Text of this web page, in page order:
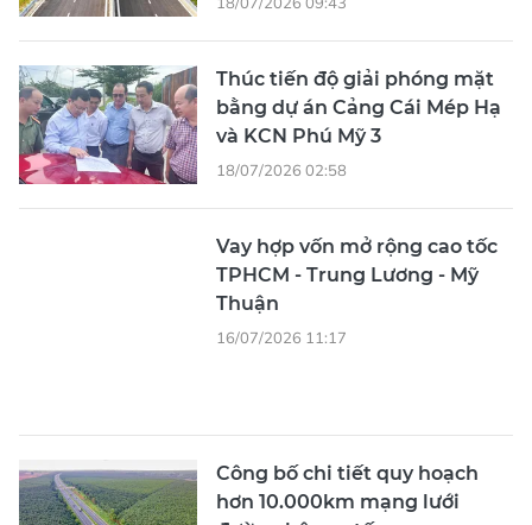
Thúc tiến độ giải phóng mặt
bằng dự án Cảng Cái Mép Hạ
và KCN Phú Mỹ 3
18/07/2026 02:58
Vay hợp vốn mở rộng cao tốc
TPHCM - Trung Lương - Mỹ
Thuận
16/07/2026 11:17
hơn 10.000km mạng lưới
đường bộ cao tốc
14/07/2026 03:19